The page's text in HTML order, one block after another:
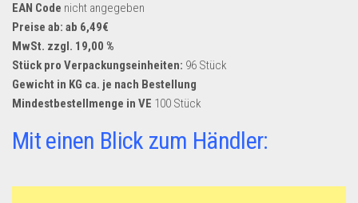
EAN Code nicht angegeben
Preise ab: ab 6,49€
MwSt. zzgl. 19,00 %
Stück pro Verpackungseinheiten: 96 Stück
Gewicht in KG ca. je nach Bestellung
Mindestbestellmenge in VE 100 Stück
Mit einen Blick zum Händler: